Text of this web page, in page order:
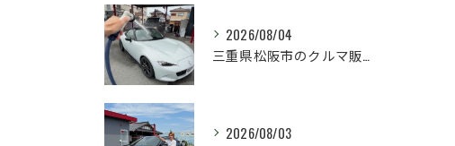
2026/08/04
三重県松阪市のクルマ販売店マーヴェリックカーズです‼️
2026/08/03